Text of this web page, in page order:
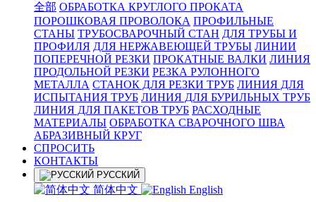
全部 ОБРАБОТКА КРУГЛОГО ПРОКАТА
ПОРОШКОВАЯ ПРОВОЛОКА ПРОФИЛЬНЫЕ
СТАНЫ ТРУБОСВАРОЧНЫЙ СТАН ДЛЯ ТРУБЫ И
ПРОФИЛЯ ДЛЯ НЕРЖАВЕЮЩЕЙ ТРУБЫ ЛИНИИ
ПОПЕРЕЧНОЙ РЕЗКИ ПРОКАТНЫЕ ВАЛКИ ЛИНИЯ
ПРОДОЛЬНОЙ РЕЗКИ РЕЗКА РУЛОННОГО
МЕТАЛЛА СТАНОК ДЛЯ РЕЗКИ ТРУБ ЛИНИЯ ДЛЯ
ИСПЫТАНИЯ ТРУБ ЛИНИЯ ДЛЯ БУРИЛЬНЫХ ТРУБ
ЛИНИЯ ДЛЯ ПАКЕТОВ ТРУБ РАСХОДНЫЕ
МАТЕРИАЛЫ OБРАБОТКА СВАРОЧНОГО ШВА
АБРАЗИВНЫЙ КРУГ
СПРОСИТЬ
КОНТАКТЫ
РУССКИЙ
简体中文 English